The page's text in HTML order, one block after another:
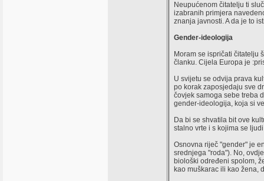
Neupućenom čitatelju ti
izabranih primjera
znanja javnosti. A da je to
Gender-ideologija
Moram se ispričati čitatelju
članku. Cijela Europa je
U svijetu se odvija prava
po korak zaposjedaju sve
čovjek samoga sebe treba
gender-ideologija, koja si
Da bi se shvatila bit ove
stalno vrte i s kojima se
Osnovna riječ "gender" je
srednjega "roda"). No,
biološki određeni spolom,
kao muškarac ili kao žena,